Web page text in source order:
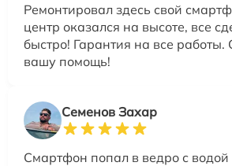
Ремонтировал здесь свой
центр оказался на высоте, все
быстро! Гарантия на все работы.
вашу помощь!
Семенов Захар
Смартфон попал в ведро с